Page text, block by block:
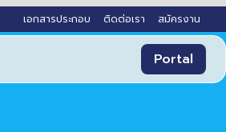
เอกสารประกอบ ติดต่อเรา สมัครงาน
Portal